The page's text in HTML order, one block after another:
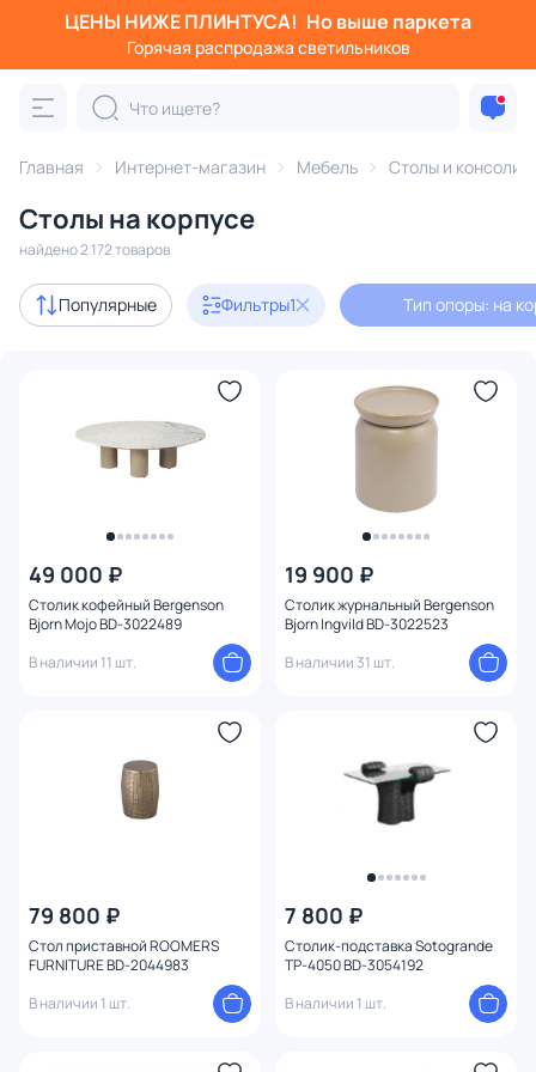
ЦЕНЫ НИЖЕ ПЛИНТУСА! Но выше паркета
Горячая распродажа светильников
Главная Интернет-магазин Мебель Столы и консоли
Столы на корпусе
найдено 2 172 товаров
Популярные Фильтры1 Тип опоры: на
49 000 ₽
Столик кофейный Bergenson
Bjorn Mojo BD-3022489
В наличии 11 шт.
19 900 ₽
Столик журнальный Bergenson
Bjorn Ingvild BD-3022523
В наличии 31 шт.
79 800 ₽
Стол приставной ROOMERS
FURNITURE BD-2044983
В наличии 1 шт.
7 800 ₽
Столик-подставка Sotogrande
TP-4050 BD-3054192
В наличии 1 шт.
Фильтры
Категория:
журнальные кухонные
Акции 104
Доставка
От До
Бренд
Материал
Размер